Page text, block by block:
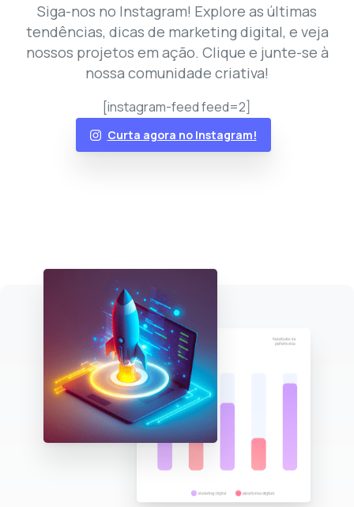
Siga-nos no Instagram! Explore as últimas
tendências, dicas de marketing digital, e veja
nossos projetos em ação. Clique e junte-se à
nossa comunidade criativa!
[instagram-feed feed=2]
Curta agora no Instagram!